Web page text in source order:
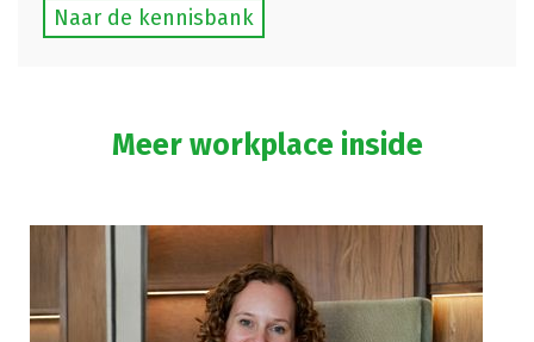
Naar de kennisbank
Meer workplace inside